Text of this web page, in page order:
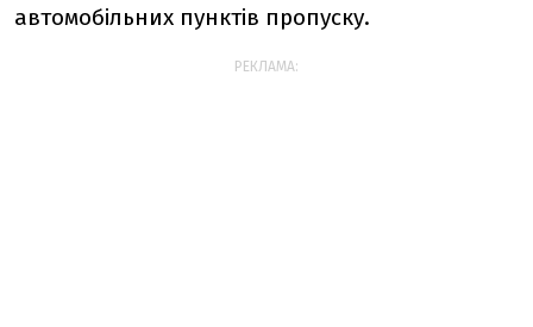
автомобільних пунктів пропуску.
РЕКЛАМА: